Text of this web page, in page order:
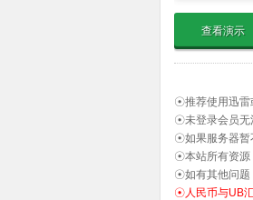
查看演示
☉推荐使用迅雷
☉未登录会员无
☉如果服务器暂
☉本站所有资源
☉如有其他问题
☉人民币与UB